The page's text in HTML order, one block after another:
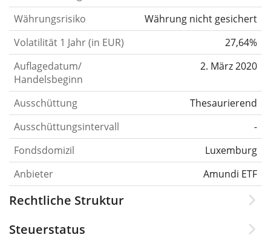
Währungsrisiko
Währung nicht gesichert
Volatilität 1 Jahr (in EUR)
27,64%
Auflagedatum/
Handelsbeginn
2. März 2020
Ausschüttung
Thesaurierend
Ausschüttungsintervall
-
Fondsdomizil
Luxemburg
Anbieter
Amundi ETF
Rechtliche Struktur
Steuerstatus